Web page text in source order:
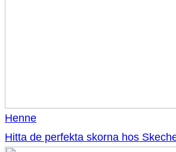
Henne
Hitta de perfekta skorna hos